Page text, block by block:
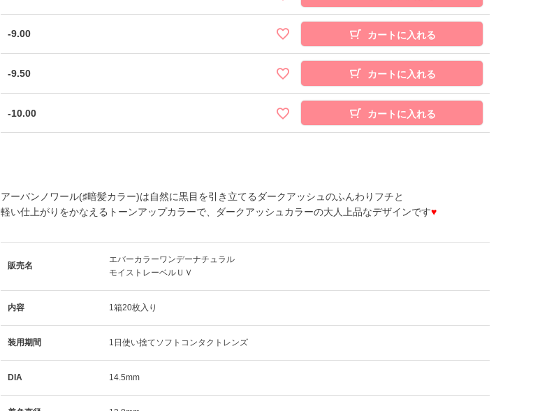
-9.00 カートに入れる
-9.50 カートに入れる
-10.00 カートに入れる
アーバンノワール(♯暗髪カラー)は自然に黒目を引き立てるダークアッシュのふんわりフチと
軽い仕上がりをかなえるトーンアップカラーで、ダークアッシュカラーの大人上品なデザインです♥
販売名
エバーカラーワンデーナチュラル
モイストレーベルＵＶ
内容 1箱20枚入り
装用期間 1日使い捨てソフトコンタクトレンズ
DIA 14.5mm